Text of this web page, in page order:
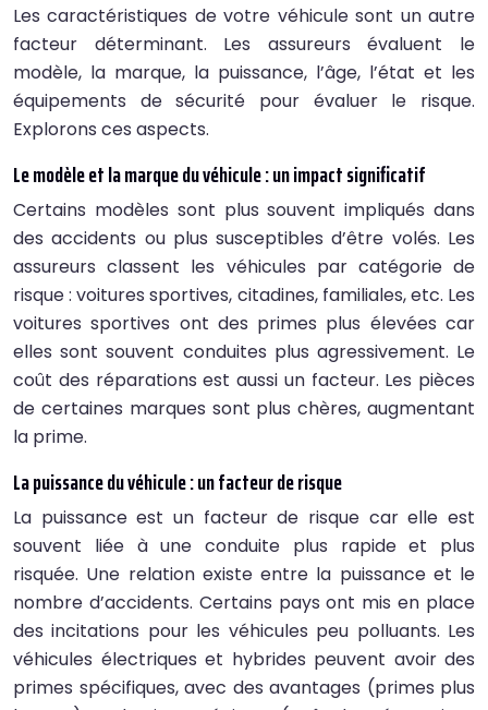
Les caractéristiques de votre véhicule sont un autre
facteur déterminant. Les assureurs évaluent le
modèle, la marque, la puissance, l’âge, l’état et les
équipements de sécurité pour évaluer le risque.
Explorons ces aspects.
Le modèle et la marque du véhicule : un impact significatif
Certains modèles sont plus souvent impliqués dans
des accidents ou plus susceptibles d’être volés. Les
assureurs classent les véhicules par catégorie de
risque : voitures sportives, citadines, familiales, etc. Les
voitures sportives ont des primes plus élevées car
elles sont souvent conduites plus agressivement. Le
coût des réparations est aussi un facteur. Les pièces
de certaines marques sont plus chères, augmentant
la prime.
La puissance du véhicule : un facteur de risque
La puissance est un facteur de risque car elle est
souvent liée à une conduite plus rapide et plus
risquée. Une relation existe entre la puissance et le
nombre d’accidents. Certains pays ont mis en place
des incitations pour les véhicules peu polluants. Les
véhicules électriques et hybrides peuvent avoir des
primes spécifiques, avec des avantages (primes plus